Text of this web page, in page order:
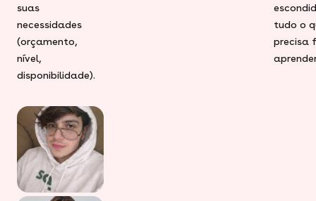
suas
necessidades
(orçamento,
nível,
disponibilidade).
tudo o
precisa